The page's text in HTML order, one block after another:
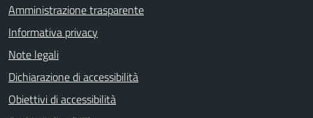
Amministrazione trasparente
Informativa privacy
Note legali
Dichiarazione di accessibilità
Obiettivi di accessibilità